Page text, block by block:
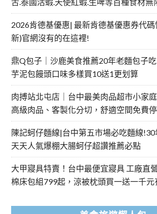
舌.泰國活蝦.天使紅蝦.生啤等百種食材無
2026肯德基優惠| 最新肯德基優惠券代
新)官網沒有的在這裡!
鼎Q包子｜沙鹿美食推薦20年老麵包子
芋泥包饅頭口味多樣買10送1更划算
肉搏站北屯店｜台中最美肉品超市小家
高級肉品、客製化分切，舒適空間免費
陳記蚵仔麵線|台中第五市場必吃麵線
天天人氣爆棚大腸蚵仔超讚推薦必點
大甲寢具特賣！台中最便宜寢具 工廠直
棉床包組799起，涼被枕頭買一送一千元